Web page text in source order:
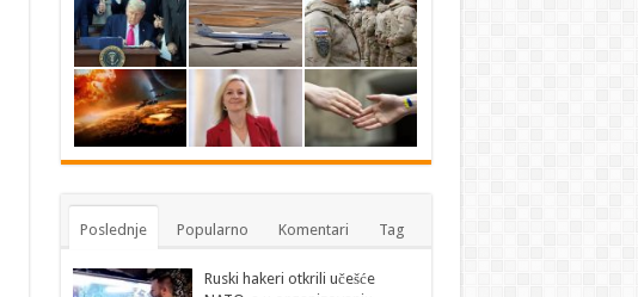
Poslednje Popularno Komentari Tag
Ruski hakeri otkrili učešće